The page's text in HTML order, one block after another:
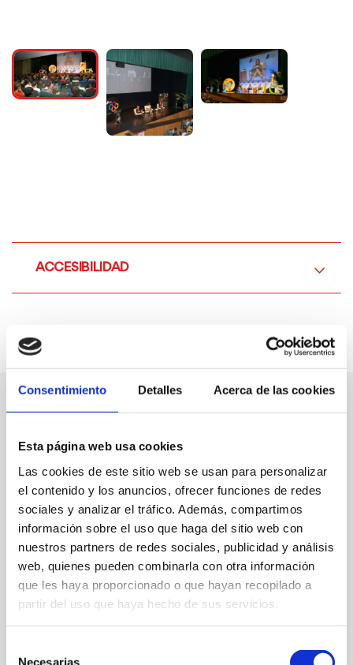
Consentimiento Detalles Acerca de las cookies
Esta página web usa cookies
Las cookies de este sitio web se usan para personalizar
el contenido y los anuncios, ofrecer funciones de redes
sociales y analizar el tráfico. Además, compartimos
información sobre el uso que haga del sitio web con
nuestros partners de redes sociales, publicidad y análisis
web, quienes pueden combinarla con otra información
que les haya proporcionado o que hayan recopilado a
partir del uso que haya hecho de sus servicios.
Necesarias
ACCESIBILIDAD